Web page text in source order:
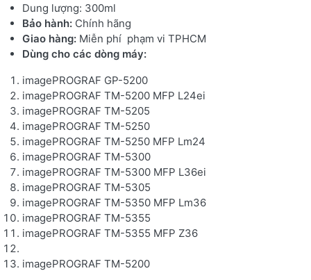
Dung lượng: 300ml
Bảo hành: Chính hãng
Giao hàng: Miễn phí phạm vi TPHCM
Dùng cho các dòng máy:
imagePROGRAF GP-5200
imagePROGRAF TM-5200 MFP L24ei
imagePROGRAF TM-5205
imagePROGRAF TM-5250
imagePROGRAF TM-5250 MFP Lm24
imagePROGRAF TM-5300
imagePROGRAF TM-5300 MFP L36ei
imagePROGRAF TM-5305
imagePROGRAF TM-5350 MFP Lm36
imagePROGRAF TM-5355
imagePROGRAF TM-5355 MFP Z36
imagePROGRAF TM-5200